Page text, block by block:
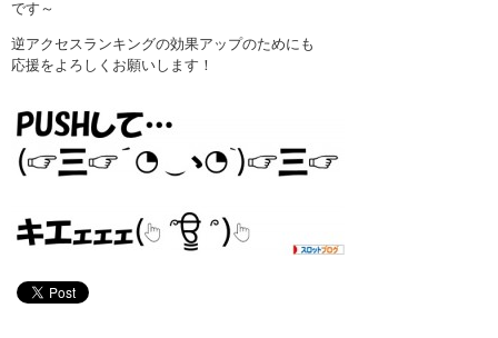
です～
逆アクセスランキングの効果アップのためにも
応援をよろしくお願いします！